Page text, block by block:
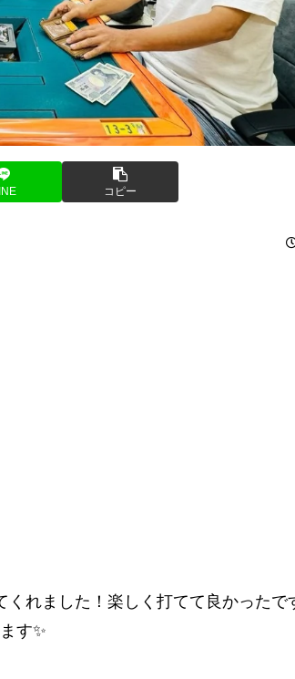
コピー
れました！楽しく打てて良かったで
す✨